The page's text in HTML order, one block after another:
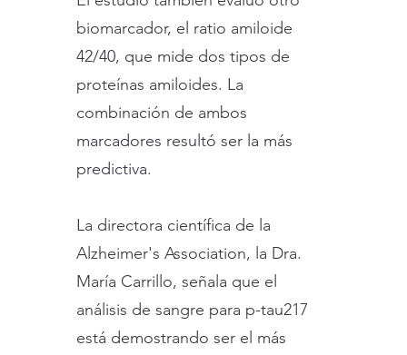
biomarcador, el ratio amiloide
42/40, que mide dos tipos de
proteínas amiloides. La
combinación de ambos
marcadores resultó ser la más
predictiva.
La directora científica de la
Alzheimer's Association, la Dra.
María Carrillo, señala que el
análisis de sangre para p-tau217
está demostrando ser el más